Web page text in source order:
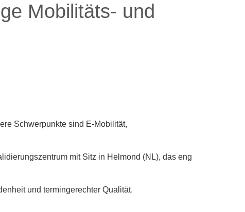
Mobilitäts- und
Schwerpunkte sind E-Mobilität,
mit Sitz in Helmond (NL), das eng
und termingerechter Qualität.